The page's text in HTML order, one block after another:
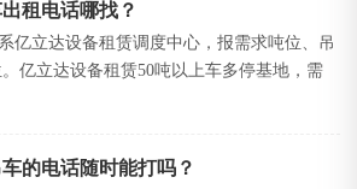
租电话哪找？
亿立达设备租赁调度中心，报需求吨位、吊
亿立达设备租赁50吨以上车多停基地，需
的电话随时能打吗？